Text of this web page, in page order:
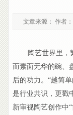
文章来源： 作者
陶艺世界里，
而素面无华的碗、
后的功力。“越简
是行业共识，更戳
新审视陶艺创作中“